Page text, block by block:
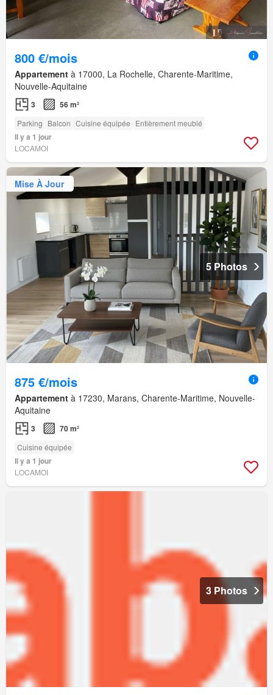
800 €/mois
Appartement à 17000, La Rochelle, Charente-Maritime,
Nouvelle-Aquitaine
3 56 m²
Parking Balcon Cuisine équipée Entièrement meublé
Il y a 1 jour
LOCAMOI
Mise À Jour
5 Photos
875 €/mois
Appartement à 17230, Marans, Charente-Maritime, Nouvelle-
Aquitaine
3 70 m²
Cuisine équipée
Il y a 1 jour
LOCAMOI
3 Photos